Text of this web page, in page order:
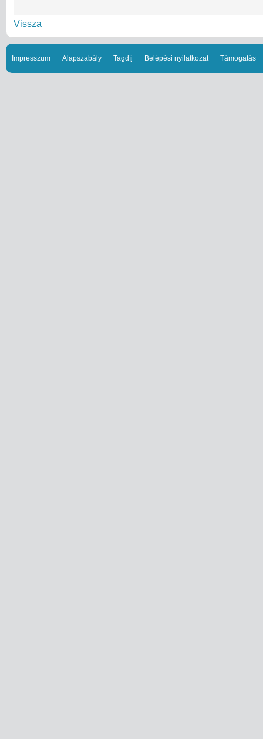
Vissza
Impresszum Alapszabály Tagdíj Belépési nyilatkozat Támogatás